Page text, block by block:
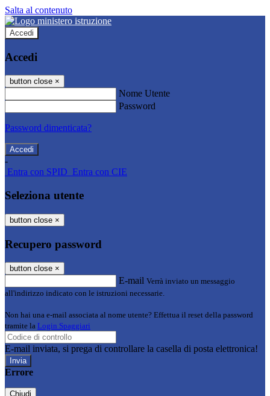
Salta al contenuto
Accedi
Accedi
button close ×
Nome Utente
Password
Password dimenticata?
-
Entra con SPID Entra con CIE
Seleziona utente
button close ×
Recupero password
button close ×
E-mail Verrà inviato un messaggio
all'indirizzo indicato con le istruzioni necessarie.
Non hai una e-mail associata al nome utente? Effettua il reset della password
tramite la Login Spaggiari
E-mail inviata, si prega di controllare la casella di posta elettronica!
Errore
Chiudi